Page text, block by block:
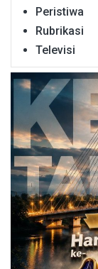
Peristiwa
Rubrikasi
Televisi